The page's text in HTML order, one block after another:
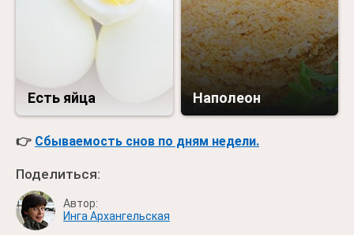
Есть яйца Наполеон
👉 Сбываемость снов по дням недели.
Поделиться:
Автор:
Инга Архангельская